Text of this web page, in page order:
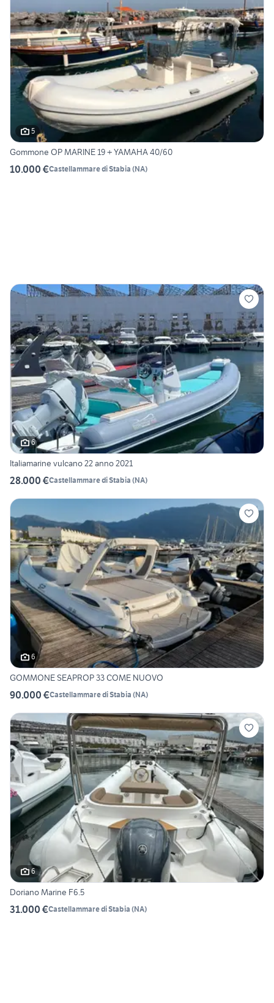
5
Gommone OP MARINE 19 + YAMAHA 40/60
10.000 €Castellammare di Stabia (NA)
6
Italiamarine vulcano 22 anno 2021
28.000 €Castellammare di Stabia (NA)
6
GOMMONE SEAPROP 33 COME NUOVO
90.000 €Castellammare di Stabia (NA)
6
Doriano Marine F6.5
31.000 €Castellammare di Stabia (NA)